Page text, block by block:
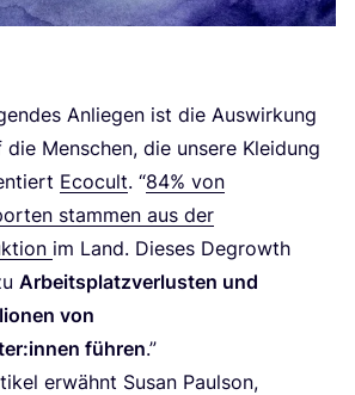
Anlie­gen ist die Aus­wir­kung
Men­schen, die unse­re Klei­dung
Eco­cult. “84% von
stam­men aus der
im Land. Die­ses Degrowth
Arbeits­platz­ver­lus­ten und
von
füh­ren.”
erwähnt Sus­an Paul­son,